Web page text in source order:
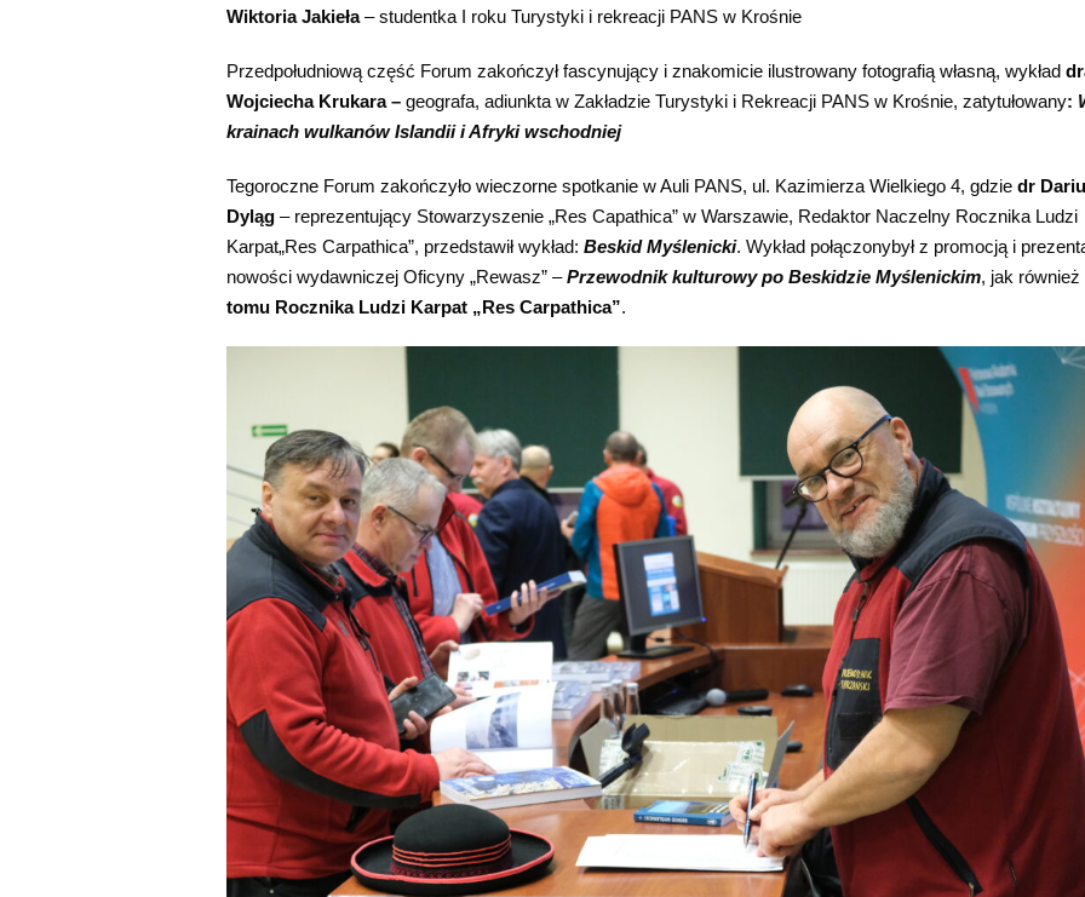
Wiktoria Jakieła– studentka I roku Turystyki i rekreacji PANS w Krośnie
Przedpołudniową część Forum zakończył fascynujący i znakomicie ilustrowany fotografią własną, wykład
Wojciecha Krukara – geografa, adiunkta w Zakładzie Turystyki i Rekreacji PANS w Krośnie, zatytułowany:
krainach wulkanów Islandii i Afryki wschodniej
Tegoroczne Forum zakończyło wieczorne spotkanie w Auli PANS, ul. Kazimierza Wielkiego 4, gdzie dr
Dyląg – reprezentujący Stowarzyszenie „Res Capathica” w Warszawie, Redaktor Naczelny Rocznika Ludzi
Karpat„Res Carpathica”, przedstawił wykład: Beskid Myślenicki. Wykład połączonybył z promocją i
nowości wydawniczej Oficyny „Rewasz” – Przewodnik kulturowy po Beskidzie Myślenickim, jak również
tomu Rocznika Ludzi Karpat „Res Carpathica”.